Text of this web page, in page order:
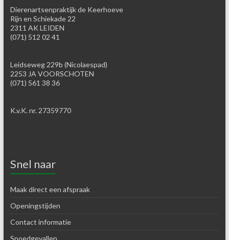
Dierenartsenpraktijk de Keerhoeve
Rijn en Schiekade 22
2311 AK LEIDEN
(071) 512 02 41
Leidseweg 229b (Nicolaespad)
2253 JA VOORSCHOTEN
(071) 561 38 36
K.v.K. nr. 27359770
Snel naar
Maak direct een afspraak
Openingstijden
Contact informatie